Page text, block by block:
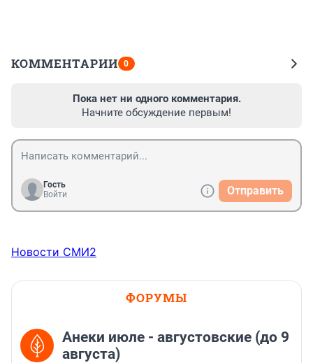
КОММЕНТАРИИ 0
Пока нет ни одного комментария.
Начните обсуждение первым!
Гость
Войти
Отправить
Новости СМИ2
ФОРУМЫ
Анеки июле - августовские (до 9
августа)